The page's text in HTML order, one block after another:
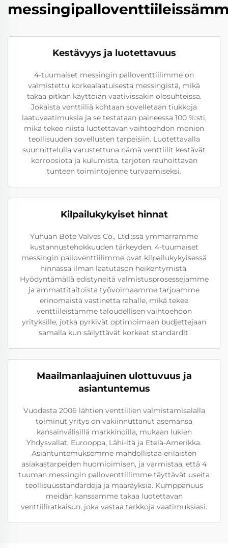
Kestävyys ja luotettavuus
4-tuumaiset messingin palloventtiilimme on
valmistettu korkealaatuisesta messingistä, mikä
takaa pitkän käyttöiän vaativissakin olosuhteissa.
Jokaista venttiiliä kohtaan sovelletaan tiukkoja
laatuvaatimuksia ja se testataan paineessa 100 %:sti,
mikä tekee niistä luotettavan vaihtoehdon monien
teollisuuden sovellusten tarpeisiin. Luotettavalla
suunnittelulla varustettuna nämä venttiilit kestävät
korroosiota ja kulumista, tarjoten rauhoittavan
tunteen toimintojenne turvaamiseksi.
Kilpailukykyiset hinnat
Yuhuan Bote Valves Co., Ltd.:ssä ymmärrämme
kustannustehokkuuden tärkeyden. 4-tuumaiset
messingin palloventtiilimme ovat kilpailukykyisessä
hinnassa ilman laatutason heikentymistä.
Hyödyntämällä edistyneitä valmistusprosessejamme
ja ammattitaitoista työvoimaamme tarjoamme
erinomaista vastinetta rahalle, mikä tekee
venttiileistämme taloudellisen vaihtoehdon
yrityksille, jotka pyrkivät optimoimaan budjettejaan
samalla kun säilyttävät korkeat standardit.
Maailmanlaajuinen ulottuvuus ja
asiantuntemus
Vuodesta 2006 lähtien venttiilien valmistamisalalla
toiminut yritys on vakiinnuttanut asemansa
kansainvälisillä markkinoilla, mukaan lukien
Yhdysvallat, Eurooppa, Lähi-itä ja Etelä-Amerikka.
Asiantuntemuksemme mahdollistaa erilaisten
asiakastarpeiden huomioimisen, ja varmistaa, että 4
tuuman messingin palloventtiilimme täyttävät useita
teollisuusstandardeja ja määräyksiä. Kumppanuus
meidän kanssamme takaa luotettavan
venttiiliratkaisun, joka vastaa tarkkoja vaatimuksiasi.